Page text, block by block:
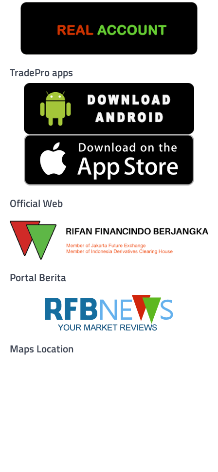
TradePro apps
Official Web
Portal Berita
Maps Location